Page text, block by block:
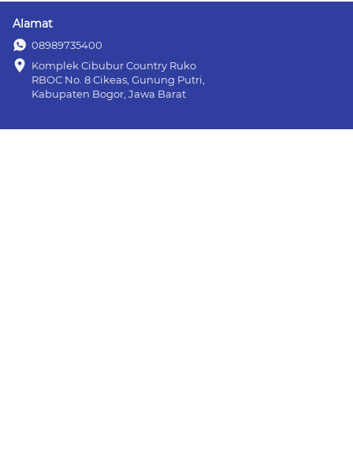
Alamat
08989735400
Komplek Cibubur Country Ruko
RBOC No. 8 Cikeas, Gunung Putri,
Kabupaten Bogor, Jawa Barat